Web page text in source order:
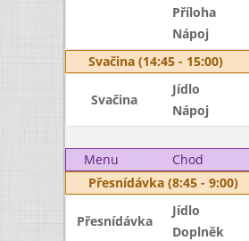
Příloha
Nápoj
Svačina (14:45 - 15:00)
Svačina
Jídlo
Nápoj
Menu
Chod
Přesnídávka (8:45 - 9:00)
Přesnídávka
Jídlo
Doplněk